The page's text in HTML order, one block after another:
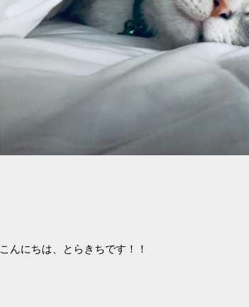
こんにちは、とらきちです！！